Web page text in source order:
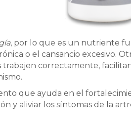
, por lo que es un nutriente
o el cansancio excesivo.
correctamente,
que ayuda en el
y aliviar los síntomas de la